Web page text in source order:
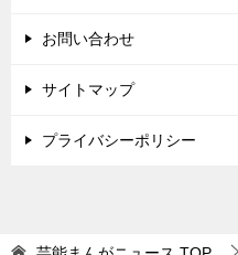
お問い合わせ
サイトマップ
プライバシーポリシー